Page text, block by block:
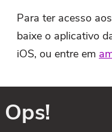
Para ter acesso
baixe o aplicativo
iOS, ou entre em
Ops!